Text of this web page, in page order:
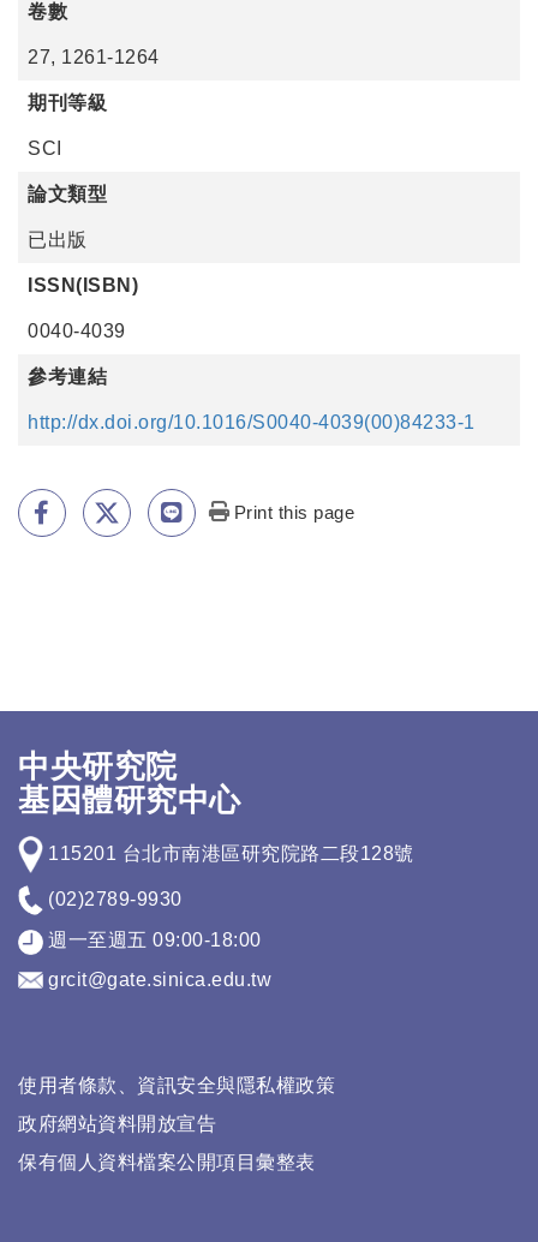
卷數
27, 1261-1264
期刊等級
SCI
論文類型
已出版
ISSN(ISBN)
0040-4039
參考連結
http://dx.doi.org/10.1016/S0040-4039(00)84233-1
Print this page
中央研究院
基因體研究中心
115201 台北市南港區研究院路二段128號
(02)2789-9930
週一至週五 09:00-18:00
grcit@gate.sinica.edu.tw
使用者條款、資訊安全與隱私權政策
政府網站資料開放宣告
保有個人資料檔案公開項目彙整表